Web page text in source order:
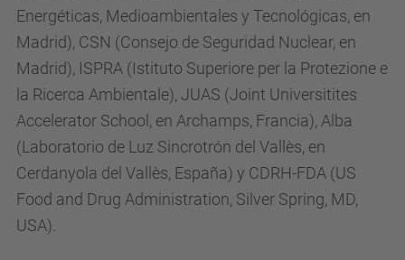
Energéticas, Medioambientales y Tecnológicas, en
Madrid), CSN (Consejo de Seguridad Nuclear, en
Madrid), ISPRA (Istituto Superiore per la Protezione e
la Ricerca Ambientale), JUAS (Joint Universitites
Accelerator School, en Archamps, Francia), Alba
(Laboratorio de Luz Sincrotrón del Vallès, en
Cerdanyola del Vallès, España) y CDRH-FDA (US
Food and Drug Administration, Silver Spring, MD,
USA).